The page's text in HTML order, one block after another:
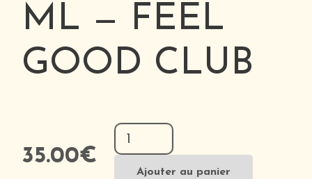
ML — FEEL
GOOD CLUB
35.00€
quantité
de
Gourde
Ajouter au panier